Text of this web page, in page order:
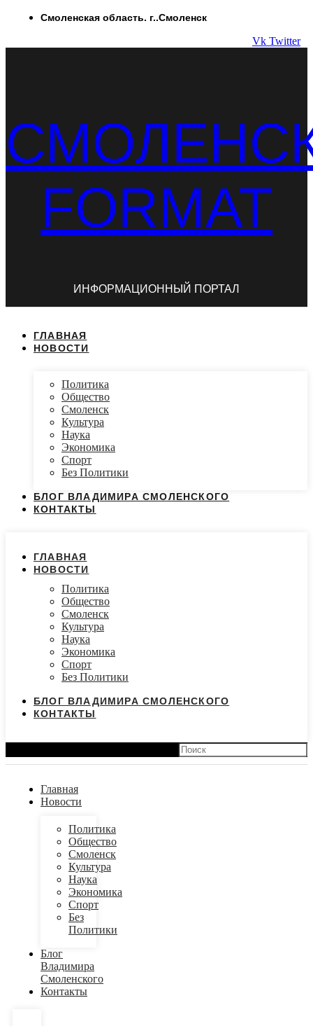
ПерейтиСмоленская область. г..Смоленск
Vk Twitter
FORMAT
ИНФОРМАЦИОННЫЙ ПОРТАЛ
ГЛАВНАЯ
НОВОСТИ
Политика
Общество
Смоленск
Культура
Наука
Экономика
Спорт
Без Политики
БЛОГ ВЛАДИМИРА СМОЛЕНСКОГО
КОНТАКТЫ
ГЛАВНАЯ
НОВОСТИ
Политика
Общество
Смоленск
Культура
Наука
Экономика
Спорт
Без Политики
БЛОГ ВЛАДИМИРА СМОЛЕНСКОГО
КОНТАКТЫ
Главная
Новости
Политика
Общество
Смоленск
Культура
Наука
Экономика
Спорт
Без
Политики
Блог
Владимира
Смоленского
Контакты